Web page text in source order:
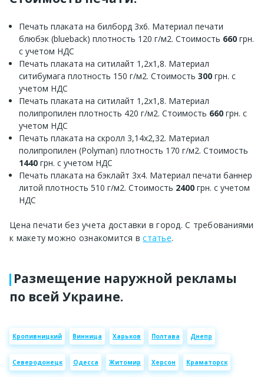
Печать плаката на билборд 3х6. Материал печати
блюбэк (blueback) плотность 120 г/м2. Стоимость 660 грн.
с учетом НДС
Печать плаката на ситилайт 1,2х1,8. Материал
ситибумага плотность 150 г/м2. Стоимость 300 грн. с
учетом НДС
Печать плаката на ситилайт 1,2х1,8. Материал
полипропилен плотность 420 г/м2. Стоимость 660 грн. с
учетом НДС
Печать плаката на скролл 3,14х2,32. Материал
полипропилен (Polyman) плотность 170 г/м2. Стоимость
1440 грн. с учетом НДС
Печать плаката на бэклайт 3х4. Материал печати баннер
литой плотность 510 г/м2. Стоимость 2400 грн. с учетом
НДС
Цена печати без учета доставки в город. С требованиями
к макету можно ознакомится встатье.
Размещение наружной рекламы
по всей Украине.
Кропивницкий Винница Харьков Полтава Днепр
Северодонецк Одесса Житомир Херсон Краматорск